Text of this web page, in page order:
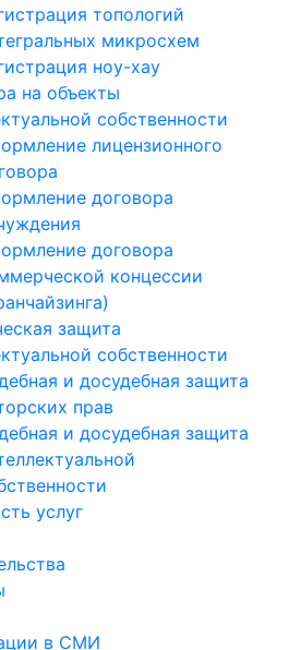
топологий
микросхем
ноу-хау
на объекты
собственности
лицензионного
договора
договора
концессии
защита
собственности
и досудебная защита
прав
и досудебная защита
услуг
в СМИ